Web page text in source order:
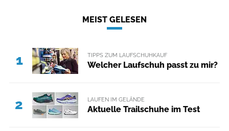
MEIST GELESEN
1 TIPPS ZUM LAUFSCHUHKAUF
Welcher Laufschuh passt zu mir?
2 LAUFEN IM GELÄNDE
Aktuelle Trailschuhe im Test